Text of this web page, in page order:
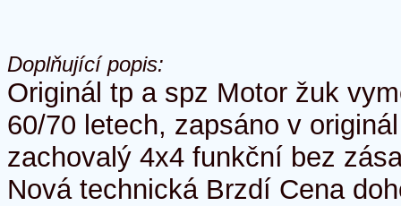
Doplňující popis:
Originál tp a spz Motor žuk
60/70 letech, zapsáno v
zachovalý 4x4 funkční bez
Nová technická Brzdí Cena